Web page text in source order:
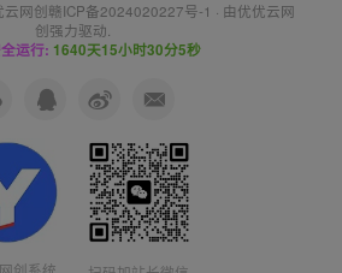
云网创赣ICP备2024020227号-1 · 由优优云网
创强力驱动.
运行: 1640天15小时30分6秒